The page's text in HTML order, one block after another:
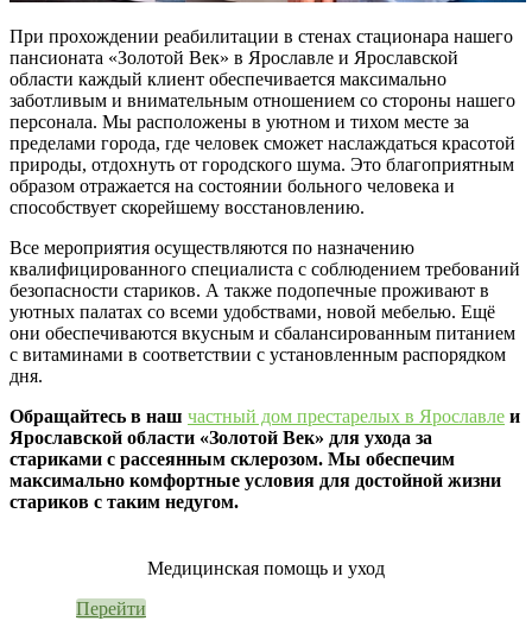
При прохождении реабилитации в стенах стационара нашего
пансионата «Золотой Век» в Ярославле и Ярославской
области каждый клиент обеспечивается максимально
заботливым и внимательным отношением со стороны нашего
персонала. Мы расположены в уютном и тихом месте за
пределами города, где человек сможет наслаждаться красотой
природы, отдохнуть от городского шума. Это благоприятным
образом отражается на состоянии больного человека и
способствует скорейшему восстановлению.
Все мероприятия осуществляются по назначению
квалифицированного специалиста с соблюдением требований
безопасности стариков. А также подопечные проживают в
уютных палатах со всеми удобствами, новой мебелью. Ещё
они обеспечиваются вкусным и сбалансированным питанием
с витаминами в соответствии с установленным распорядком
дня.
Обращайтесь в наш частный дом престарелых в Ярославле и
Ярославской области «Золотой Век» для ухода за
стариками с рассеянным склерозом. Мы обеспечим
максимально комфортные условия для достойной жизни
стариков с таким недугом.
Медицинская помощь и уход
Перейти